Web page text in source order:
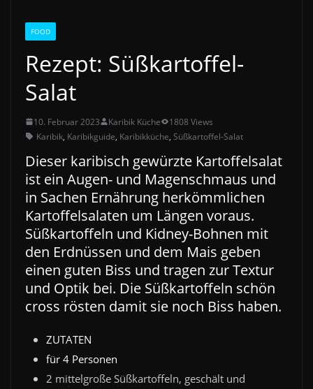
FOOD
Rezept: Süßkartoffel-
Salat
10. Februar 2023 Karibik Küche
1808 Views
Karibik, Karibikguide, Karibikküche, Süßkartoffel-Salat
Dieser karibisch gewürzte Kartoffelsalat
ist ein Augen- und Magenschmaus und
in Sachen Ernährung herkömmlichen
Kartoffelsalaten um Längen voraus.
Süßkartoffeln und Kidney-Bohnen mit
den Erdnüssen und dem Mais geben
einen guten Biss und tragen zur Textur
und Optik bei. Die Süßkartoffeln schön
cross rösten damit sie noch Biss haben.
ZUTATEN
für 4 Personen
2 mittelgroße Süßkartoffeln, geschält und